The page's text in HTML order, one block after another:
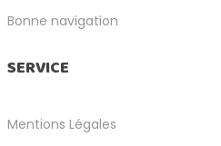
Bonne navigation
SERVICE
Mentions Légales